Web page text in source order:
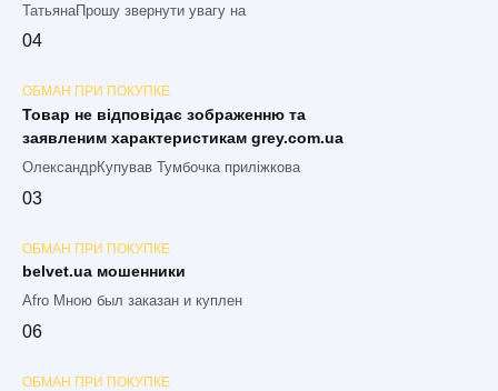
ТатьянаПрошу звернути увагу на
04
ОБМАН ПРИ ПОКУПКЕ
Товар не відповідає зображенню та
заявленим характеристикам grey.com.ua
ОлександрКупував Тумбочка приліжкова
03
ОБМАН ПРИ ПОКУПКЕ
belvet.ua мошенники
Afro Мною был заказан и куплен
06
ОБМАН ПРИ ПОКУПКЕ